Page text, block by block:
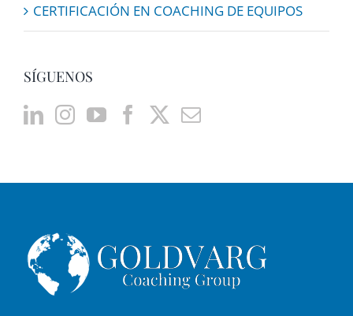
CERTIFICACIÓN EN COACHING DE EQUIPOS
SÍGUENOS